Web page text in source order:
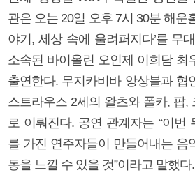
관은 오는 20일 오후 7시 30분 해운
야기, 세상 속에 울려퍼지다’를 무
소속된 바이올린 오인제 이희담 최
출연한다. 무지카비바 앙상블과 협
스트라우스 2세의 왈츠와 폴카, 팝,
로 이뤄진다. 공연 관계자는 “이번
를 가진 연주자들이 만들어내는 음
동을 느낄 수 있을 것”이라고 말했